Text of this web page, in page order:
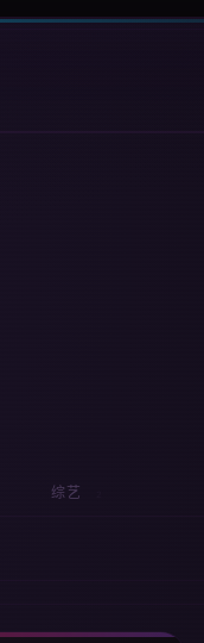
综艺